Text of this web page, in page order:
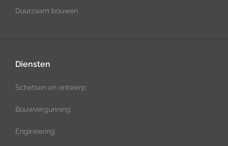
Duurzaam bouwen
Diensten
Schetsen en ontwerp
Bouwvergunning
Engineering